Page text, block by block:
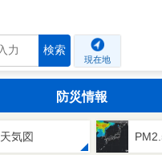
検索
現在地
防災情報
天気図